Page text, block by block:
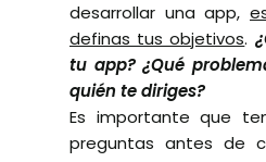
desarrollar una app,
definas tus objetivos.
tu app? ¿Qué
quién te diriges?
Es importante que
preguntas antes de